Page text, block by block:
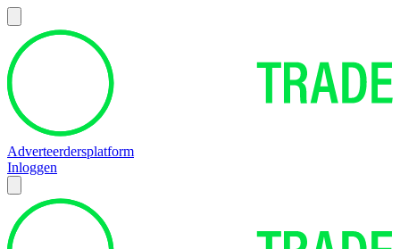
Adverteerdersplatform
Inloggen